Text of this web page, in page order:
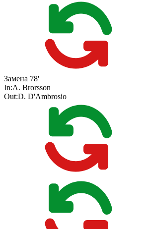
Замена 78'
In:A. Brorsson
Out:D. D'Ambrosio